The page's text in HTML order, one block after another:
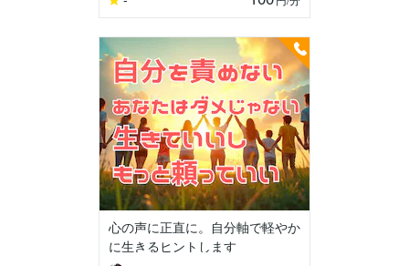
心の声に正直に。自分軸で軽やか
に生きるヒントします